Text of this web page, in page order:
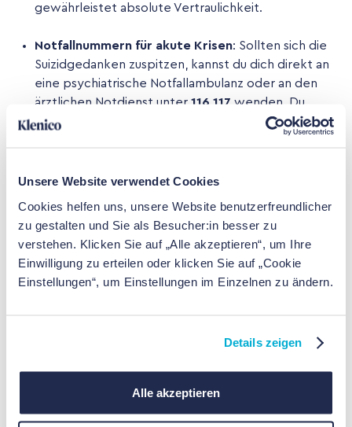
Unsere Website verwendet Cookies
Cookies helfen uns, unsere Website benutzerfreundlicher
zu gestalten und Sie als Besucher:in besser zu
verstehen. Klicken Sie auf „Alle akzeptieren“, um Ihre
Einwilligung zu erteilen oder klicken Sie auf „Cookie
Einstellungen“, um Einstellungen im Einzelnen zu ändern.
Details zeigen
Alle akzeptieren
gewährleistet absolute Vertraulichkeit.
Notfallnummern für akute Krisen: Sollten sich die
Suizidgedanken zuspitzen, kannst du dich direkt an
eine psychiatrische Notfallambulanz oder an den
ärztlichen Notdienst unter 116 117 wenden. Du
darfst in so einer akuten Situation auch den
anrufen. Hier erhältst du
Schweiz:
Männerspezifische Psychotherapieprogramme:
Die Universität Zürich bietet ein spezielles
darauf ab, geschlechtsspezifische Aspekte in der
Zugang zu psychotherapeutischer Unterstützung
Psychologie UZH